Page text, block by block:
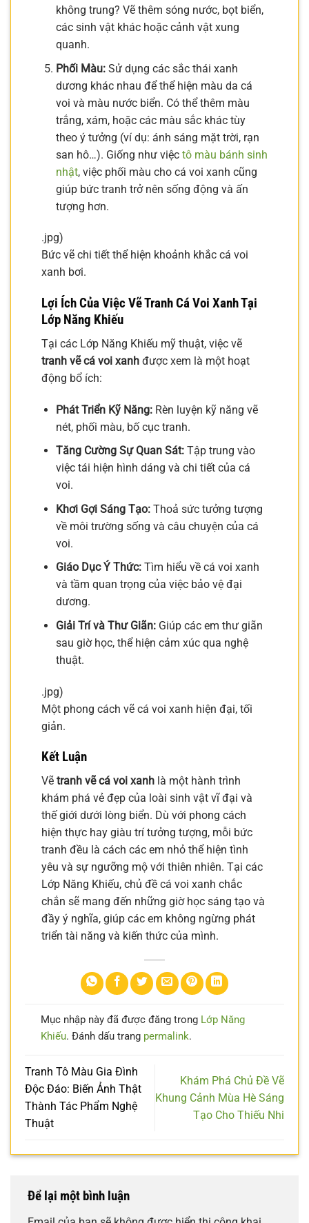
không trung? Vẽ thêm sóng nước, bọt biển,
các sinh vật khác hoặc cảnh vật xung
quanh.
Phối Màu:Sử dụng các sắc thái xanh
dương khác nhau để thể hiện màu da cá
voi và màu nước biển. Có thể thêm màu
trắng, xám, hoặc các màu sắc khác tùy
theo ý tưởng (ví dụ: ánh sáng mặt trời, rạn
san hô…). Giống như việc tô màu bánh sinh
nhật, việc phối màu cho cá voi xanh cũng
giúp bức tranh trở nên sống động và ấn
tượng hơn.
.jpg)
Bức vẽ chi tiết thể hiện khoảnh khắc cá voi
xanh bơi.
Lợi Ích Của Việc Vẽ Tranh Cá Voi Xanh Tại
Lớp Năng Khiếu
Tại các Lớp Năng Khiếu mỹ thuật, việc vẽ
tranh vẽ cá voi xanh được xem là một hoạt
động bổ ích:
Phát Triển Kỹ Năng:Rèn luyện kỹ năng vẽ
nét, phối màu, bố cục tranh.
Tăng Cường Sự Quan Sát:Tập trung vào
việc tái hiện hình dáng và chi tiết của cá
voi.
Khơi Gợi Sáng Tạo:Thoả sức tưởng tượng
về môi trường sống và câu chuyện của cá
voi.
Giáo Dục Ý Thức:Tìm hiểu về cá voi xanh
và tầm quan trọng của việc bảo vệ đại
dương.
Giải Trí và Thư Giãn:Giúp các em thư giãn
sau giờ học, thể hiện cảm xúc qua nghệ
thuật.
.jpg)
Một phong cách vẽ cá voi xanh hiện đại, tối
giản.
Kết Luận
Vẽ tranh vẽ cá voi xanh là một hành trình
khám phá vẻ đẹp của loài sinh vật vĩ đại và
thế giới dưới lòng biển. Dù với phong cách
hiện thực hay giàu trí tưởng tượng, mỗi bức
tranh đều là cách các em nhỏ thể hiện tình
yêu và sự ngưỡng mộ với thiên nhiên. Tại các
Lớp Năng Khiếu, chủ đề cá voi xanh chắc
chắn sẽ mang đến những giờ học sáng tạo và
đầy ý nghĩa, giúp các em không ngừng phát
triển tài năng và kiến thức của mình.
Mục nhập này đã được đăng trong Lớp Năng
Khiếu. Đánh dấu trang permalink.
Tranh Tô Màu Gia Đình
Độc Đáo: Biến Ảnh Thật
Thành Tác Phẩm Nghệ
Thuật
Khám Phá Chủ Đề Vẽ
Khung Cảnh Mùa Hè Sáng
Tạo Cho Thiếu Nhi
Để lại một bình luận